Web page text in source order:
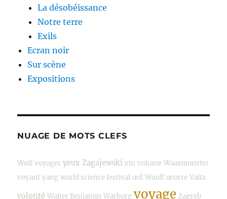
La désobéissance
Notre terre
Exils
Ecran noir
Sur scène
Expositions
NUAGE DE MOTS CLEFS
Wolf voyager yeux Zagajewski yin volume Waasmunster
voyant yang world science festival œil Woolf œuvre Yalta
volonté Walter Benjamin Warburg voyage Zagreb